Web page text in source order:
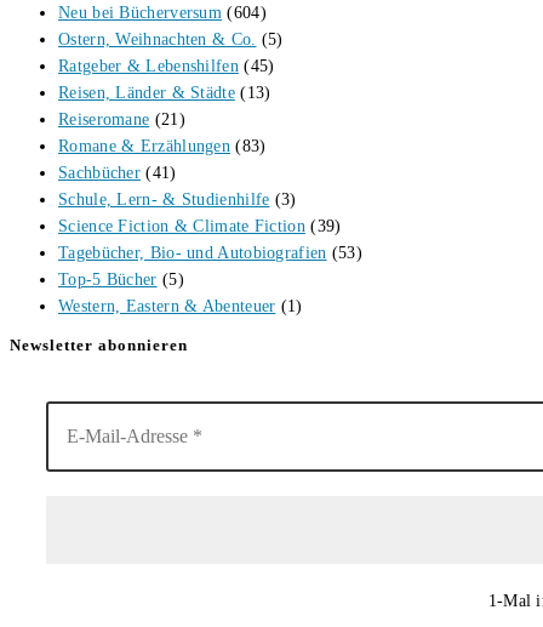
Neu bei Bücherversum (604)
Ostern, Weihnachten & Co. (5)
Ratgeber & Lebenshilfen (45)
Reisen, Länder & Städte (13)
Reiseromane (21)
Romane & Erzählungen (83)
Sachbücher (41)
Schule, Lern- & Studienhilfe (3)
Science Fiction & Climate Fiction (39)
Tagebücher, Bio- und Autobiografien (53)
Top-5 Bücher (5)
Western, Eastern & Abenteuer (1)
Newsletter abonnieren
1-Mal